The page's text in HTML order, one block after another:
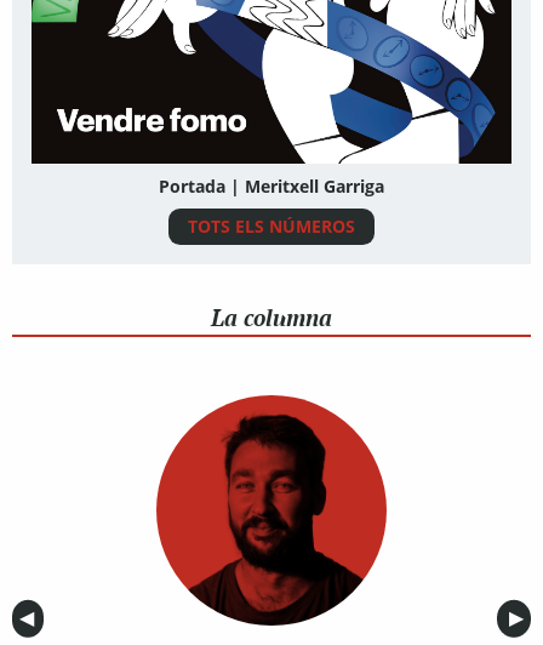
Portada | Meritxell Garriga
TOTS ELS NÚMEROS
La columna
Anterior
◀︎ ▶︎